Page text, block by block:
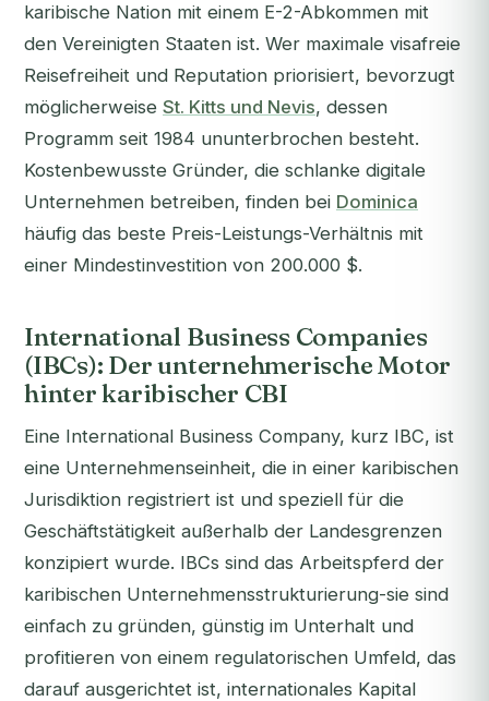
karibische Nation mit einem E-2-Abkommen mit
den Vereinigten Staaten ist. Wer maximale visafreie
Reisefreiheit und Reputation priorisiert, bevorzugt
möglicherweise St. Kitts und Nevis, dessen
Programm seit 1984 ununterbrochen besteht.
Kostenbewusste Gründer, die schlanke digitale
Unternehmen betreiben, finden bei Dominica
häufig das beste Preis-Leistungs-Verhältnis mit
einer Mindestinvestition von 200.000 $.
International Business Companies
(IBCs): Der unternehmerische Motor
hinter karibischer CBI
Eine International Business Company, kurz IBC, ist
eine Unternehmenseinheit, die in einer karibischen
Jurisdiktion registriert ist und speziell für die
Geschäftstätigkeit außerhalb der Landesgrenzen
konzipiert wurde. IBCs sind das Arbeitspferd der
karibischen Unternehmensstrukturierung-sie sind
einfach zu gründen, günstig im Unterhalt und
profitieren von einem regulatorischen Umfeld, das
darauf ausgerichtet ist, internationales Kapital